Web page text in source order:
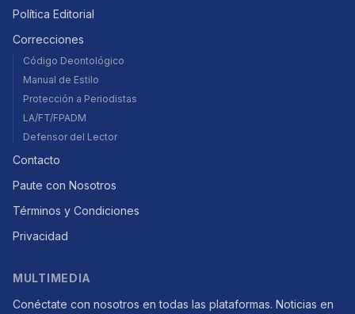
Política Editorial
Correcciones
Código Deontológico
Manual de Estilo
Protección a Periodistas
LA/FT/FPADM
Defensor del Lector
Contacto
Paute con Nosotros
Términos y Condiciones
Privacidad
MULTIMEDIA
Conéctate con nosotros en todas las plataformas. Noticias en